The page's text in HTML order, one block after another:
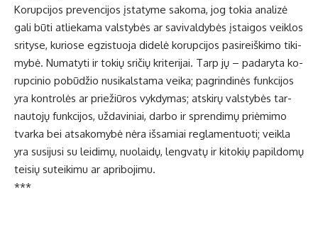
Ko­rup­ci­jos pre­ven­ci­jos įsta­ty­me sa­ko­ma, jog to­kia ana­li­zė
ga­li bū­ti at­lie­ka­ma vals­ty­bės ar sa­vi­val­dy­bės įstai­gos veik­los
sri­ty­se, ku­rio­se eg­zis­tuo­ja di­de­lė ko­rup­ci­jos pa­si­reiš­ki­mo ti­ki­
my­bė. Nu­ma­ty­ti ir to­kių sri­čių kri­te­ri­jai. Tarp jų – pa­da­ry­ta ko­
rup­ci­nio po­bū­džio nu­si­kals­ta­ma vei­ka; pa­grin­di­nės funk­ci­jos
yra kon­tro­lės ar prie­žiū­ros vyk­dy­mas; at­ski­rų vals­ty­bės tar­
nau­to­jų funk­ci­jos, už­da­vi­niai, dar­bo ir spren­di­mų pri­ėmi­mo
tvar­ka bei at­sa­ko­my­bė nė­ra iš­sa­miai reg­la­men­tuo­ti; veik­la
yra su­si­ju­si su lei­di­mų, nuo­lai­dų, leng­va­tų ir ki­to­kių pa­pil­do­mų
tei­sių su­tei­ki­mu ar ap­ri­bo­ji­mu.
***